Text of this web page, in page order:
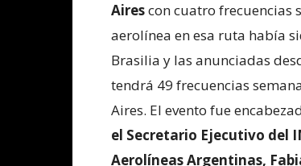
Airescon cuatro frecuencias
aerolínea en esa ruta había
Brasilia y las anunciadas
tendrá 49 frecuencias
Aires. El evento fue
el Secretario Ejecutivo del
Aerolíneas Argentinas,